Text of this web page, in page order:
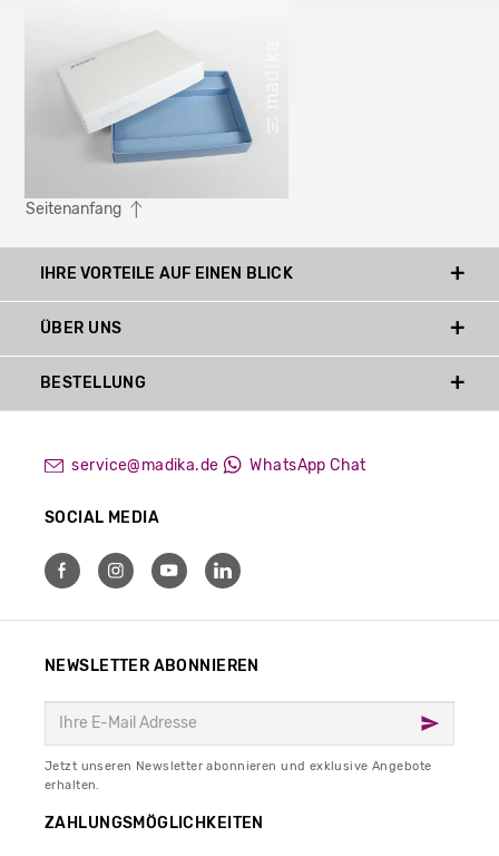
Seitenanfang
IHRE VORTEILE AUF EINEN BLICK
service@madika.de WhatsApp Chat
SOCIAL MEDIA
ÜBER UNS
BESTELLUNG
NEWSLETTER ABONNIEREN
Jetzt unseren Newsletter abonnieren und exklusive Angebote
erhalten.
ZAHLUNGSMÖGLICHKEITEN